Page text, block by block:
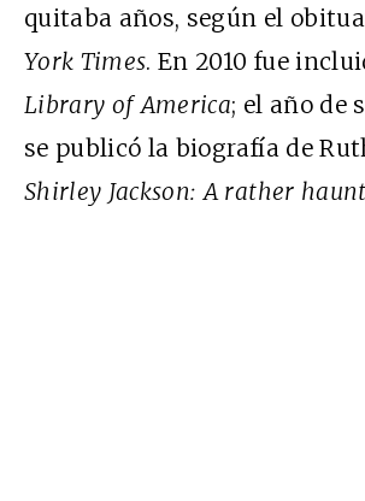
quitaba años, según el
York Times. En 2010 fue
Library of America; el año de
se publicó la biografía de
Shirley Jackson: A rather